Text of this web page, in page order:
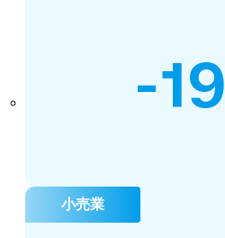
-19
小売業